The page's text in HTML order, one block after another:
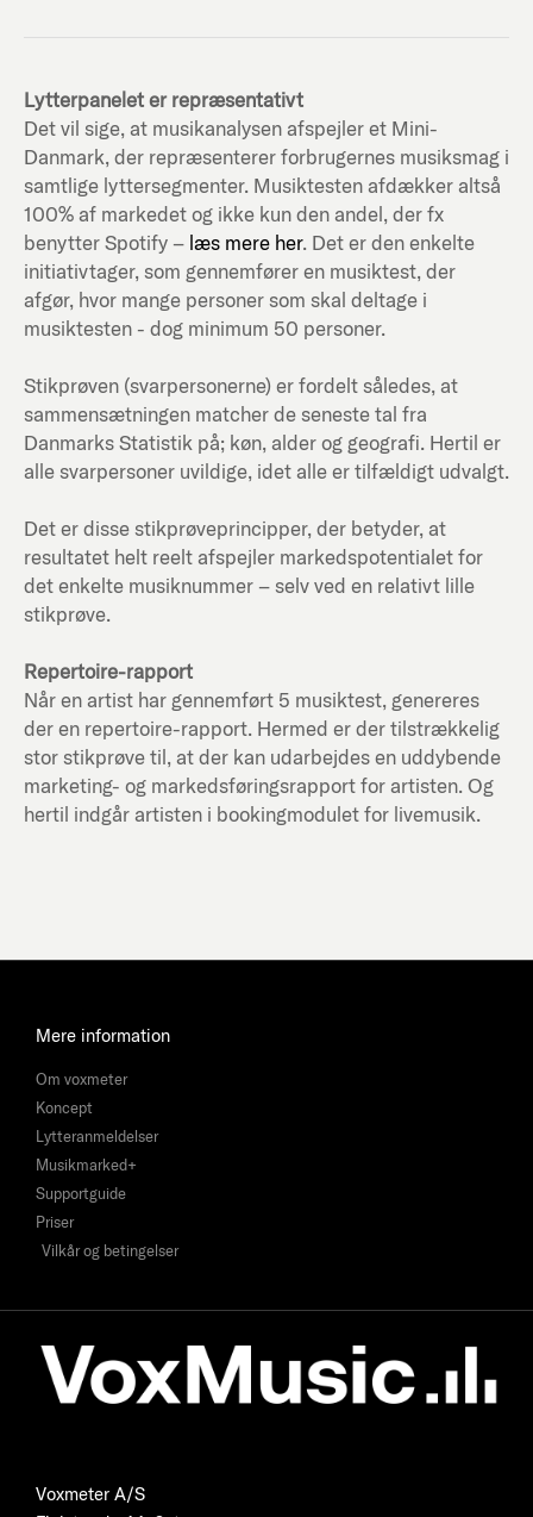
Lytterpanelet er repræsentativt
Det vil sige, at musikanalysen afspejler et Mini-
Danmark, der repræsenterer forbrugernes musiksmag i
samtlige lyttersegmenter. Musiktesten afdækker altså
100% af markedet og ikke kun den andel, der fx
benytter Spotify – læs mere her. Det er den enkelte
initiativtager, som gennemfører en musiktest, der
afgør, hvor mange personer som skal deltage i
musiktesten - dog minimum 50 personer.
Stikprøven (svarpersonerne) er fordelt således, at
sammensætningen matcher de seneste tal fra
Danmarks Statistik på; køn, alder og geografi. Hertil er
alle svarpersoner uvildige, idet alle er tilfældigt udvalgt.
Det er disse stikprøveprincipper, der betyder, at
resultatet helt reelt afspejler markedspotentialet for
det enkelte musiknummer – selv ved en relativt lille
stikprøve.
Repertoire-rapport
Når en artist har gennemført 5 musiktest, genereres
der en repertoire-rapport. Hermed er der tilstrækkelig
stor stikprøve til, at der kan udarbejdes en uddybende
marketing- og markedsføringsrapport for artisten. Og
hertil indgår artisten i bookingmodulet for livemusik.
Mere information
Om voxmeter
Koncept
Lytteranmeldelser
Musikmarked+
Supportguide
Priser
Vilkår og betingelser
Voxmeter A/S